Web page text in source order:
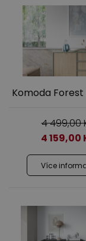
Komoda Forest
4 499,00
4 159,00
Více